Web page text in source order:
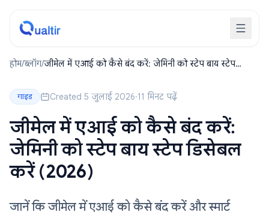
होम/ब्लॉग/जीमेल में एआई को कैसे बंद करें: जेमिनी को स्टेप बाय स्टेप
गाइड Created 5 जुलाई 2026·11 मिनट पढ़ें
जीमेल में एआई को कैसे बंद करें:
जेमिनी को स्टेप बाय स्टेप डिसेबल
करें (2026)
जानें कि जीमेल में एआई को कैसे बंद करें और स्मार्ट